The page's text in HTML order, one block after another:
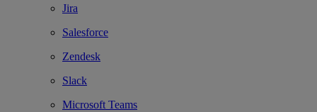
Jira
Salesforce
Zendesk
Slack
Microsoft Teams